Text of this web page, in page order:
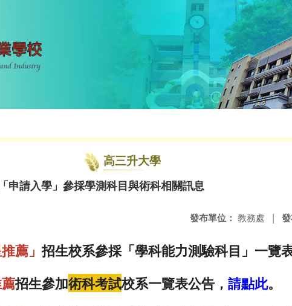
高三升大學
申請入學」參採學測科目與術科相關訊息
發
發布單位： 教務處 |
推薦」招生校系參採「學科能力測驗科目」一覽
招生參加術科考試校系一覽表公告， 請點此。